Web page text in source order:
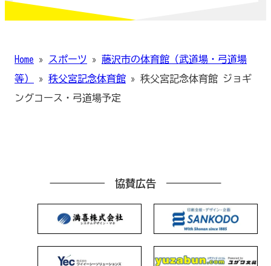
Home » スポーツ » 藤沢市の体育館（武道場・弓道場
等）
» 秩父宮記念体育館 » 秩父宮記念体育館 ジョギ
ングコース・弓道場予定
協賛広告